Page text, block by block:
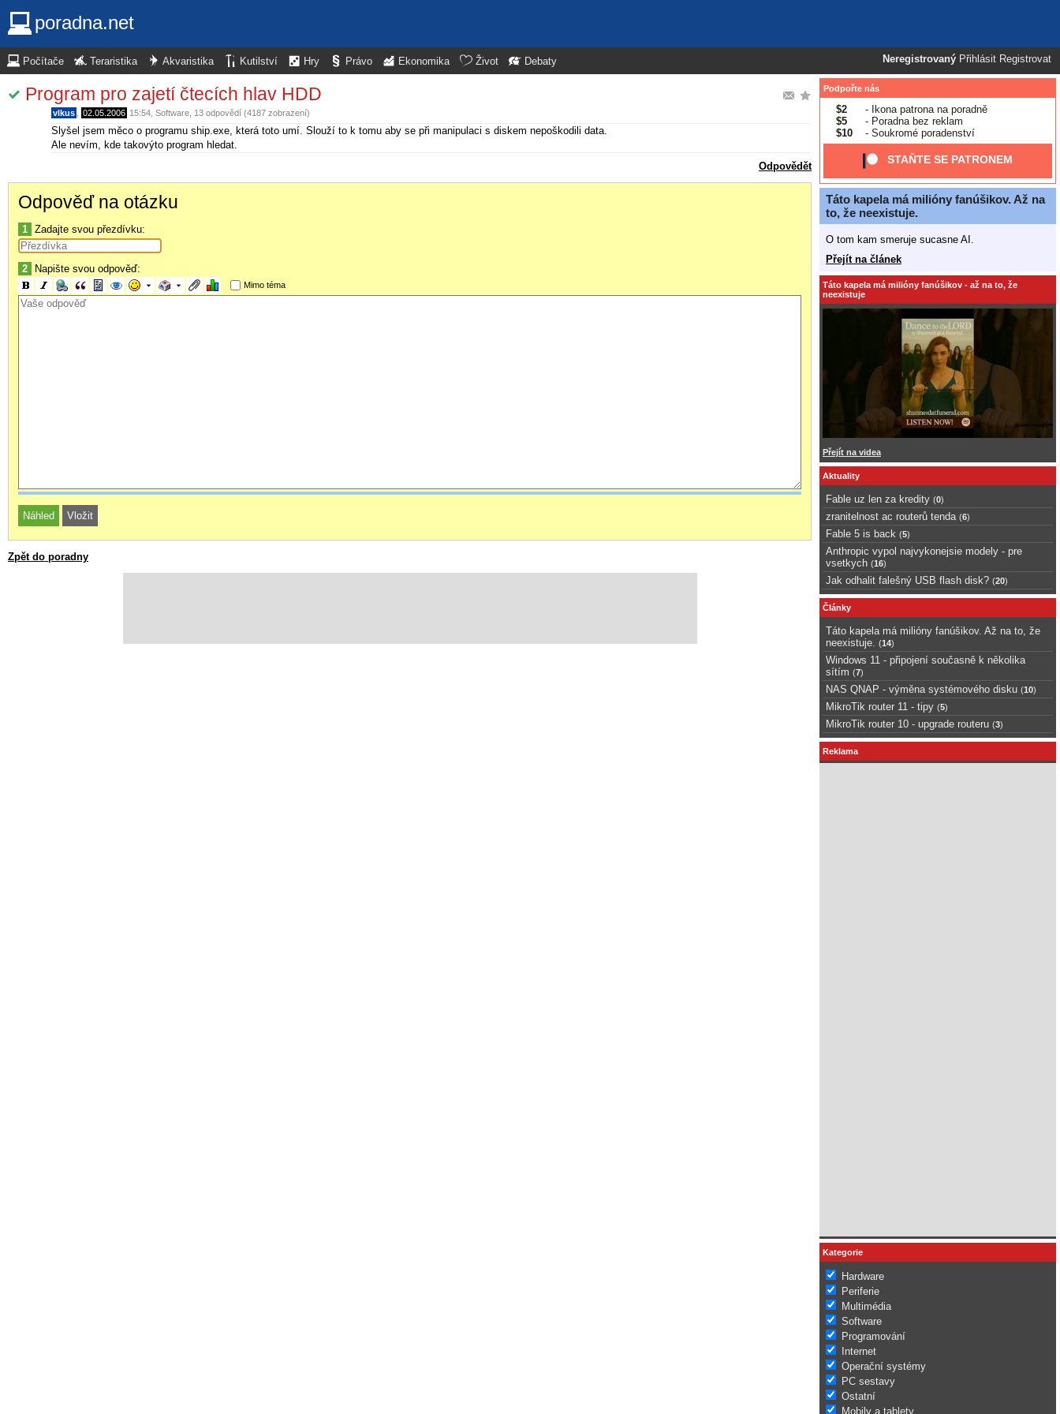
poradna.net
Neregistrovaný Přihlásit Registrovat
Počítače Teraristika Akvaristika Kutilství Hry Právo Ekonomika Život Debaty
Program pro zajetí čtecích hlav HDD
vlkus 02.05.2006 15:54 Software , 13 odpovědí (4187 zobrazení)
Slyšel jsem měco o programu ship.exe, která toto umí. Slouží to k tomu aby se při manipulaci s diskem nepoškodili data.
Ale nevím, kde takovýto program hledat.
Odpovědět
Odpověď na otázku
1 Zadajte svou přezdívku:
2 Napište svou odpověď:
Mimo téma
Zpět do poradny
Podpořte nás
$2
- Ikona patrona na poradně
$5
- Poradna bez reklam
$10
- Soukromé poradenství
STAŇTE SE PATRONEM
Táto kapela má milióny fanúšikov. Až na
to, že neexistuje.
O tom kam smeruje sucasne AI.
Přejít na článek
Táto kapela má milióny fanúšikov - až na to, že
neexistuje
Přejít na videa
Aktuality
Fable uz len za kredity (0)
zranitelnost ac routerů tenda (6)
Fable 5 is back (5)
Anthropic vypol najvykonejsie modely - pre
vsetkych (16)
Jak odhalit falešný USB flash disk? (20)
Články
Táto kapela má milióny fanúšikov. Až na to, že
neexistuje.
(14)
Windows 11 - připojení současně k několika
sítím (7)
NAS QNAP - výměna systémového disku (10)
MikroTik router 11 - tipy (5)
MikroTik router 10 - upgrade routeru (3)
Reklama
Kategorie
Hardware
Periferie
Multimédia
Software
Programování
Internet
Operační systémy
PC sestavy
Ostatní
Mobily a tablety